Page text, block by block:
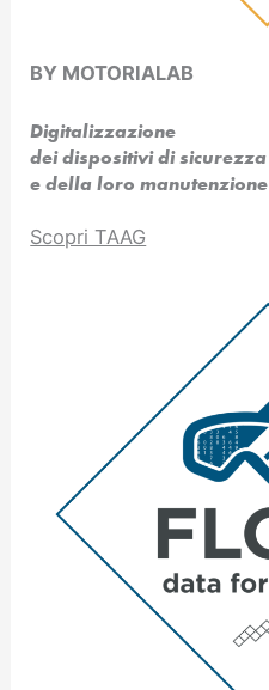
BY MOTORIALAB
Digitalizzazione
dei dispositivi di sicurezza
e della loro manutenzione
Scopri TAAG